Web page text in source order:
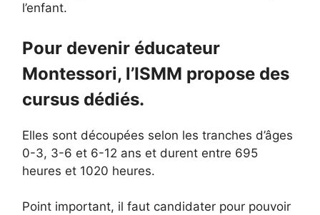
l’enfant.
Pour devenir éducateur
Montessori, l’ISMM propose des
cursus dédiés.
Elles sont découpées selon les tranches d’âges
0-3, 3-6 et 6-12 ans et durent entre 695
heures et 1020 heures.
Point important, il faut candidater pour pouvoir